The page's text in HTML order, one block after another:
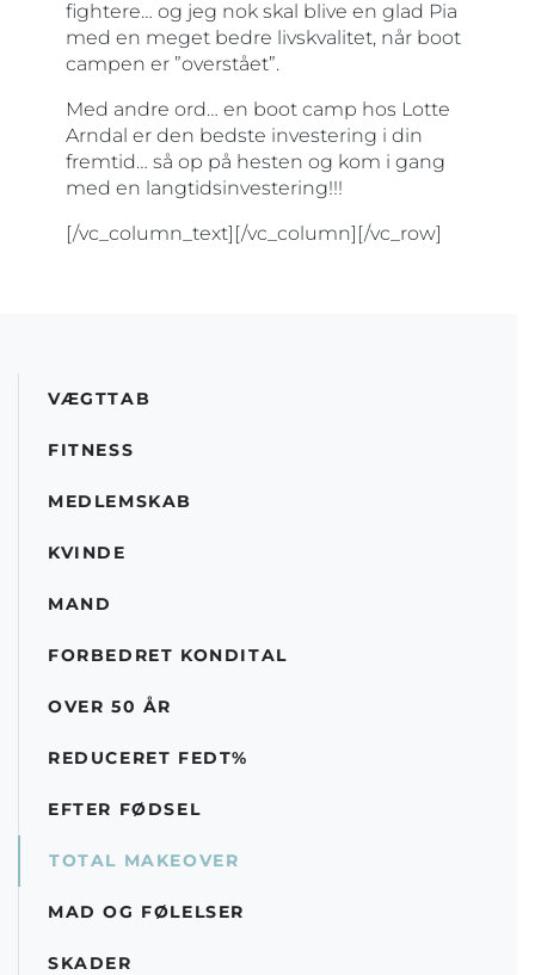
fightere… og jeg nok skal blive en glad Pia
med en meget bedre livskvalitet, når boot
campen er ”overstået”.
Med andre ord… en boot camp hos Lotte
Arndal er den bedste investering i din
fremtid… så op på hesten og kom i gang
med en langtidsinvestering!!!
[/vc_column_text][/vc_column][/vc_row]
VÆGTTAB
FITNESS
MEDLEMSKAB
KVINDE
MAND
FORBEDRET KONDITAL
OVER 50 ÅR
REDUCERET FEDT%
EFTER FØDSEL
TOTAL MAKEOVER
MAD OG FØLELSER
SKADER